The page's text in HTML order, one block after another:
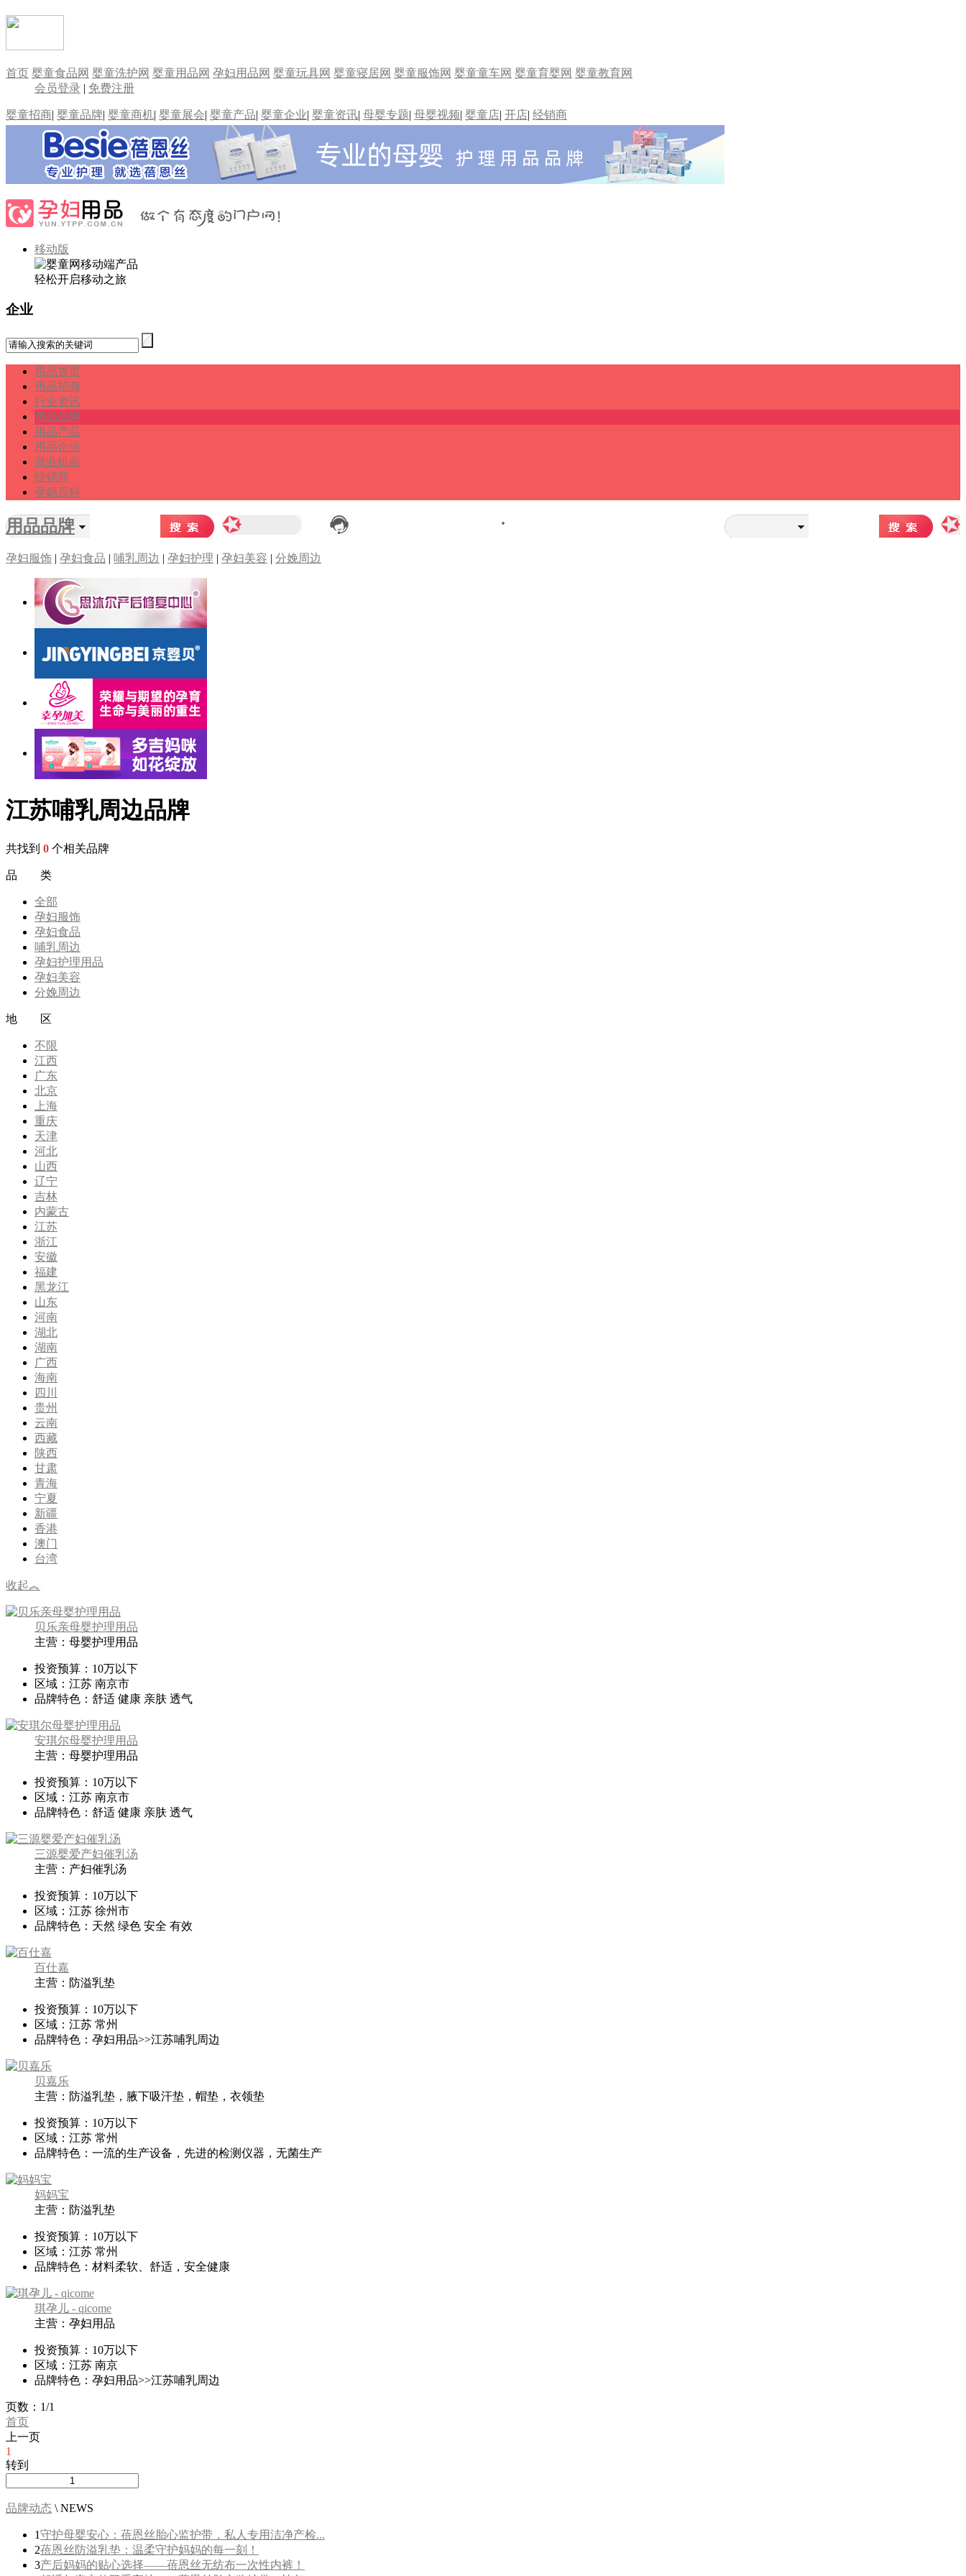
首页 婴童食品网 婴童洗护网 婴童用品网 孕妇用品网 婴童玩具网 婴童寝居网 婴童服饰网 婴童童车网 婴童育婴网 婴童教育网
会员登录 | 免费注册
婴童招商| 婴童品牌| 婴童商机| 婴童展会| 婴童产品| 婴童企业| 婴童资讯| 母婴专题| 母婴视频| 婴童店| 开店| 经销商
移动版
轻松开启移动之旅
企业
用品首页
用品招商
行业资讯
用品品牌
用品产品
用品企业
商业机会
经销商
孕妈百科
用品品牌
孕妇服饰 | 孕妇食品 | 哺乳周边 | 孕妇护理 | 孕妇美容 | 分娩周边
江苏哺乳周边品牌
共找到 0 个相关品牌
品 类
全部
孕妇服饰
孕妇食品
哺乳周边
孕妇护理用品
孕妇美容
分娩周边
地 区
不限
江西
广东
北京
上海
重庆
天津
河北
山西
辽宁
吉林
内蒙古
江苏
浙江
安徽
福建
黑龙江
山东
河南
湖北
湖南
广西
海南
四川
贵州
云南
西藏
陕西
甘肃
青海
宁夏
新疆
香港
澳门
台湾
收起︽
贝乐亲母婴护理用品
主营：母婴护理用品
投资预算： 10万以下
区域： 江苏 南京市
品牌特色： 舒适 健康 亲肤 透气
安琪尔母婴护理用品
主营：母婴护理用品
投资预算： 10万以下
区域： 江苏 南京市
品牌特色： 舒适 健康 亲肤 透气
三源婴爱产妇催乳汤
主营：产妇催乳汤
投资预算： 10万以下
区域： 江苏 徐州市
品牌特色： 天然 绿色 安全 有效
百仕嘉
主营：防溢乳垫
投资预算： 10万以下
区域： 江苏 常州
品牌特色： 孕妇用品>>江苏哺乳周边
贝嘉乐
主营：防溢乳垫，腋下吸汗垫，帽垫，衣领垫
投资预算： 10万以下
区域： 江苏 常州
品牌特色： 一流的生产设备，先进的检测仪器，无菌生产
妈妈宝
主营：防溢乳垫
投资预算： 10万以下
区域： 江苏 常州
品牌特色： 材料柔软、舒适，安全健康
琪孕儿 - qicome
主营：孕妇用品
投资预算： 10万以下
区域： 江苏 南京
品牌特色： 孕妇用品>>江苏哺乳周边
页数：1/1
首页
上一页
1
转到
品牌动态 \ NEWS
1守护母婴安心：蓓恩丝胎心监护带，私人专用洁净产检...
2蓓恩丝防溢乳垫：温柔守护妈妈的每一刻！
3产后妈妈的贴心选择——蓓恩丝无纺布一次性内裤！